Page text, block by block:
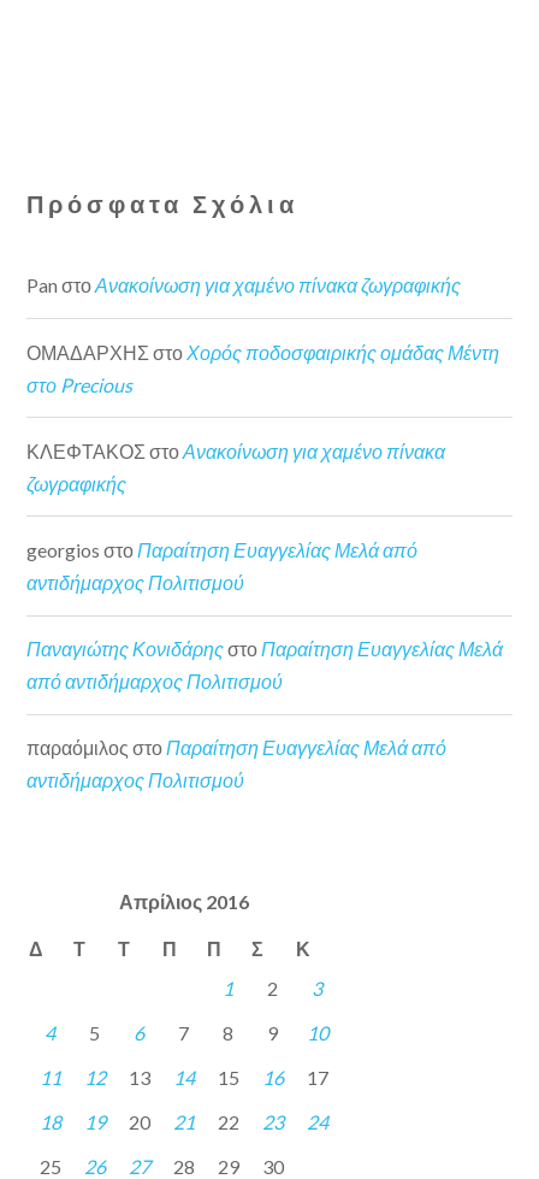
Πρόσφατα Σχόλια
Pan στοΑνακοίνωση για χαμένο πίνακα ζωγραφικής
ΟΜΑΔΑΡΧΗΣ στο Χορός ποδοσφαιρικής ομάδας Μέντη
στο Precious
ΚΛΕΦΤΑΚΟΣ στοΑνακοίνωση για χαμένο πίνακα
ζωγραφικής
georgios στοΠαραίτηση Ευαγγελίας Μελά από
αντιδήμαρχος Πολιτισμού
Παναγιώτης ΚονιδάρηςστοΠαραίτηση Ευαγγελίας Μελά
από αντιδήμαρχος Πολιτισμού
παραόμιλος στοΠαραίτηση Ευαγγελίας Μελά από
αντιδήμαρχος Πολιτισμού
Απρίλιος 2016
Δ Τ Τ Π Π Σ Κ
1 2
3
4
5 6 7 8 9
10
11
12 13 14 15 16
17
18
19 20 21 22 23
24
25
26 27 28 29 30